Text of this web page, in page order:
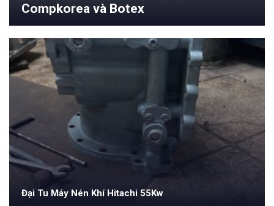
Compkorea và Botex
Đại Tu Máy Nén Khí Hitachi 55Kw